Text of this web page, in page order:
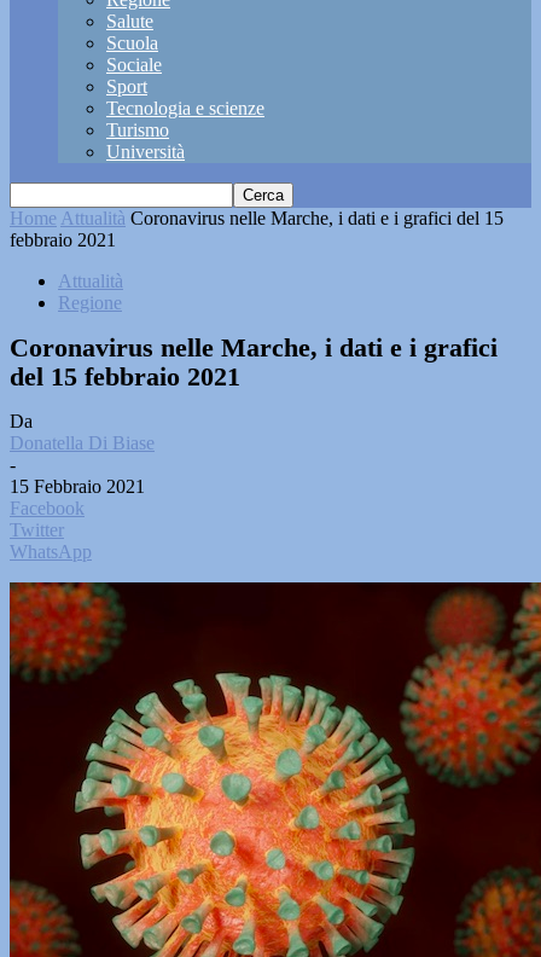
Salute
Scuola
Sociale
Sport
Tecnologia e scienze
Turismo
Università
Home Attualità Coronavirus nelle Marche, i dati e i grafici del 15
febbraio 2021
Attualità
Regione
Coronavirus nelle Marche, i dati e i grafici
del 15 febbraio 2021
Da
Donatella Di Biase
-
15 Febbraio 2021
Facebook
Twitter
WhatsApp